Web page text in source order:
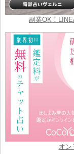
副業OK！
オン